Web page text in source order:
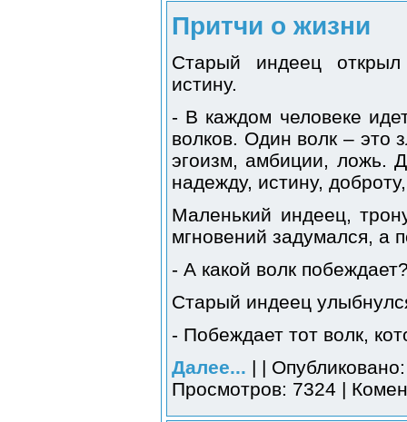
Притчи о жизни
Старый индеец
истину.
- В каждом человеке
волков. Один волк – это
эгоизм, амбиции, ложь.
надежду, истину,
Маленький индеец,
мгновений задумался, а
- А какой волк
Старый индеец
- Побеждает тот волк,
Далее... | |
Просмотров: 7324 |